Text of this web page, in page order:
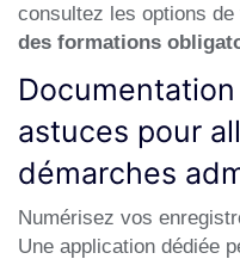
consultez les options
des formations
astuces pour
démarches
Numérisez vos
Une application dédiée